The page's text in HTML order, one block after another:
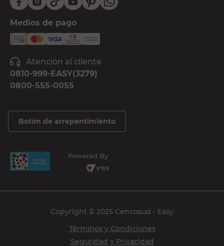
Medios de pago
Atención al cliente
0810-999-EASY(3279)
0800-555-0055
Botón de arrepentimiento
Powered By
Copyright © 2025 Cencosud - Easy
Términos y Condiciones
Seguridad y Privacidad